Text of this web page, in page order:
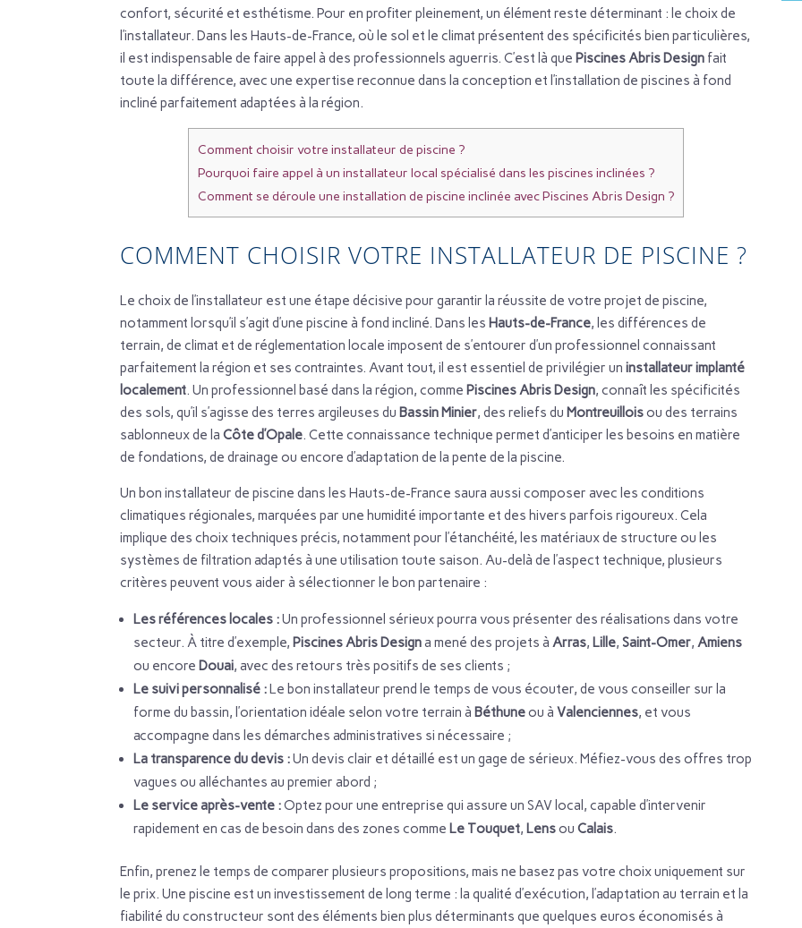
confort, sécurité et esthétisme. Pour en profiter pleinement, un élément reste déterminant : le choix de
l’installateur. Dans les Hauts-de-France, où le sol et le climat présentent des spécificités bien particulières,
il est indispensable de faire appel à des professionnels aguerris. C’est là que Piscines Abris Design fait
toute la différence, avec une expertise reconnue dans la conception et l’installation de piscines à fond
incliné parfaitement adaptées à la région.
Comment choisir votre installateur de piscine ?
Pourquoi faire appel à un installateur local spécialisé dans les piscines inclinées ?
Comment se déroule une installation de piscine inclinée avec Piscines Abris Design ?
COMMENT CHOISIR VOTRE INSTALLATEUR DE PISCINE ?
Le choix de l’installateur est une étape décisive pour garantir la réussite de votre projet de piscine,
notamment lorsqu’il s’agit d’une piscine à fond incliné. Dans les Hauts-de-France, les différences de
terrain, de climat et de réglementation locale imposent de s’entourer d’un professionnel connaissant
parfaitement la région et ses contraintes. Avant tout, il est essentiel de privilégier uninstallateur implanté
localement. Un professionnel basé dans la région, comme Piscines Abris Design, connaît les spécificités
des sols, qu’il s’agisse des terres argileuses du Bassin Minier, des reliefs du Montreuilloisou des terrains
sablonneux de laCôte d’Opale. Cette connaissance technique permet d’anticiper les besoins en matière
de fondations, de drainage ou encore d’adaptation de la pente de la piscine.
Un bon installateur de piscine dans les Hauts-de-France saura aussi composer avec les conditions
climatiques régionales, marquées par une humidité importante et des hivers parfois rigoureux. Cela
implique des choix techniques précis, notamment pour l’étanchéité, les matériaux de structure ou les
systèmes de filtration adaptés à une utilisation toute saison. Au-delà de l’aspect technique, plusieurs
critères peuvent vous aider à sélectionner le bon partenaire :
Les références locales :Un professionnel sérieux pourra vous présenter des réalisations dans votre
secteur. À titre d’exemple, Piscines Abris Designa mené des projets àArras, Lille,Saint-Omer,Amiens
ou encore Douai, avec des retours très positifs de ses clients ;
Le suivi personnalisé :Le bon installateur prend le temps de vous écouter, de vous conseiller sur la
forme du bassin, l’orientation idéale selon votre terrain à Béthuneou àValenciennes, et vous
accompagne dans les démarches administratives si nécessaire ;
La transparence du devis :Un devis clair et détaillé est un gage de sérieux. Méfiez-vous des offres trop
vagues ou alléchantes au premier abord ;
Le service après-vente :Optez pour une entreprise qui assure un SAV local, capable d’intervenir
rapidement en cas de besoin dans des zones comme Le Touquet, LensouCalais.
Enfin, prenez le temps de comparer plusieurs propositions, mais ne basez pas votre choix uniquement sur
le prix. Une piscine est un investissement de long terme : la qualité d’exécution, l’adaptation au terrain et la
fiabilité du constructeur sont des éléments bien plus déterminants que quelques euros économisés à